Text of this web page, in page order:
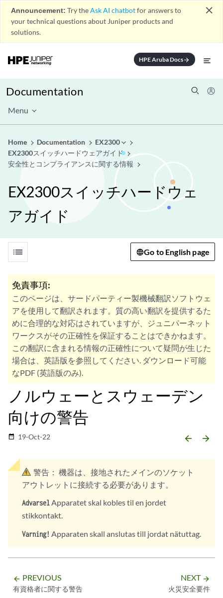
Announcement: Try theAsk AI chatbotfor answers to
your technical questions about Juniper products and
solutions.
close
HPE Aruba Docsarrow_forward
Documentation
Menu
Home Documentation
EX2300
EX2300スイッチハードウェアガイド
安全性とコンプライアンスに関する情報
EX2300スイッチハードウェ
アガイド
list Go to English page
免責事項:
このページは、サードパーティー製機械翻訳ソフトウェ
アを使用して翻訳されます。質の高い翻訳を提供するた
めに合理的な対応はされていますが、ジュニパーネット
ワークスがその正確性を保証することはできかねます。
この翻訳に含まれる情報の正確性について疑問が生じた
場合は、英語版を参照してください. ダウンロード可能
なPDF (英語版のみ).
ノルウェーとスウェーデン
向けの警告
date_range 19-Oct-22 arrow_backward arrow_forward
警告： 機器は、接地されたメインのソケット
アウトレットに接続する必要があります。
AdvarselApparatet skal kobles til en jordet
stikkontakt.
Varning! Apparaten skall anslutas till jordat nätuttag.
arrow_backward PREVIOUS
有資格者に関する警告
NEXT arrow_forward
火災安全要件